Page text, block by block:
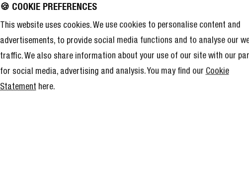
🍪 COOKIE PREFERENCES
This website uses cookies. We use cookies to personalise content and
advertisements, to provide social media functions and to analyse our
traffic. We also share information about your use of our site with our
for social media, advertising and analysis. You may find our Cookie
Statement here.